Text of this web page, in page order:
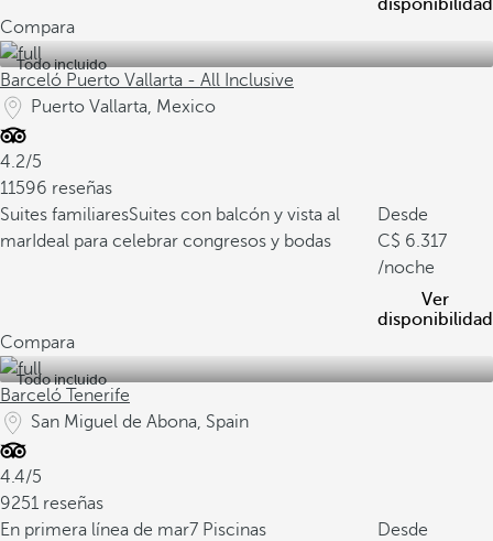
disponibilidad
Compara
Todo incluido
Barceló Puerto Vallarta - All Inclusive
Puerto Vallarta, Mexico
4.2/5
11596 reseñas
Suites familiaresSuites con balcón y vista al
mar Ideal para celebrar congresos y bodas
Desde
6.317
/noche
Ver
disponibilidad
Compara
Todo incluido
Barceló Tenerife
San Miguel de Abona, Spain
4.4/5
9251 reseñas
En primera línea de mar7 Piscinas
Desde